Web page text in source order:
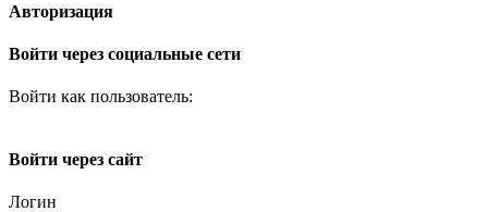
Авторизация
Войти через социальные сети
Войти как пользователь:
Войти через сайт
Логин